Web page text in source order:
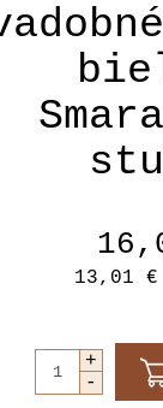
13,01 €